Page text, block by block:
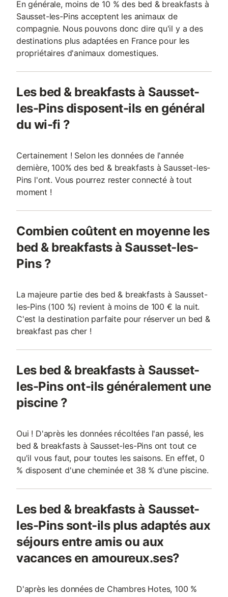
En générale, moins de 10 % des bed & breakfasts à
Sausset-les-Pins acceptent les animaux de
compagnie. Nous pouvons donc dire qu'il y a des
destinations plus adaptées en France pour les
propriétaires d'animaux domestiques.
Les bed & breakfasts à Sausset-
les-Pins disposent-ils en général
du wi-fi ?
Certainement ! Selon les données de l'année
dernière, 100% des bed & breakfasts à Sausset-les-
Pins l'ont. Vous pourrez rester connecté à tout
moment !
Combien coûtent en moyenne les
bed & breakfasts à Sausset-les-
Pins ?
La majeure partie des bed & breakfasts à Sausset-
les-Pins (100 %) revient à moins de 100 € la nuit.
C'est la destination parfaite pour réserver un bed &
breakfast pas cher !
Les bed & breakfasts à Sausset-
les-Pins ont-ils généralement une
piscine ?
Oui ! D'après les données récoltées l'an passé, les
bed & breakfasts à Sausset-les-Pins ont tout ce
qu'il vous faut, pour toutes les saisons. En effet, 0
% disposent d'une cheminée et 38 % d'une piscine.
Les bed & breakfasts à Sausset-
les-Pins sont-ils plus adaptés aux
séjours entre amis ou aux
vacances en amoureux.ses?
D'après les données de Chambres Hotes, 100 %